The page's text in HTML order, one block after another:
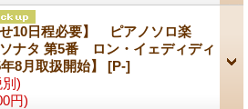
せ10日程必要】 ピアノソロ楽
ナタ 第5番 ロン・イェディディ
8月取扱開始】 [P-]
別)
円)